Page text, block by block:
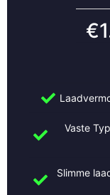
Vaste
Slimme